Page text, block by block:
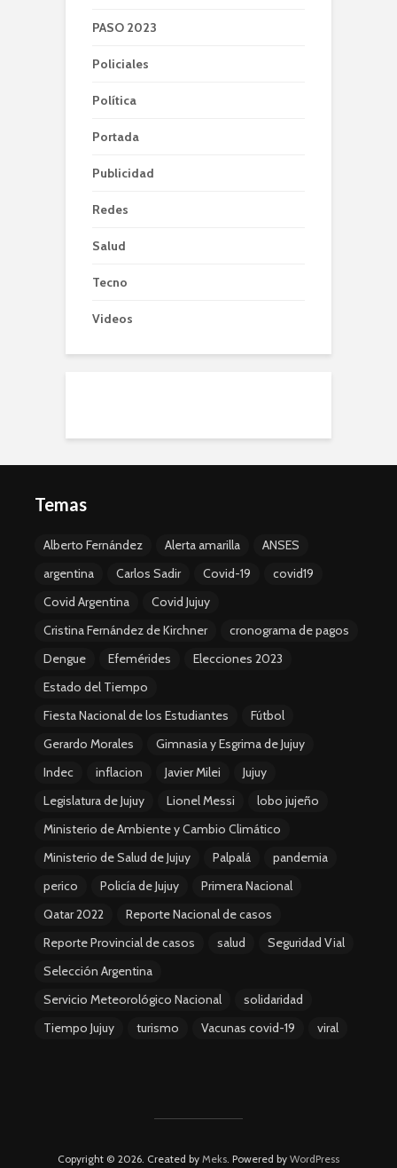
PASO 2023
Policiales
Política
Portada
Publicidad
Redes
Salud
Tecno
Videos
Temas
Alberto Fernández Alerta amarilla
ANSES
argentina
Carlos Sadir Covid-19
covid19
Covid Argentina
Covid Jujuy
Cristina Fernández de Kirchner
cronograma de pagos
Dengue
Efemérides
Elecciones 2023
Estado del Tiempo
Fiesta Nacional de los Estudiantes
Fútbol
Gerardo Morales
Gimnasia y Esgrima de Jujuy
Indec
inflacion Javier Milei
Jujuy
Legislatura de Jujuy
Lionel Messi
lobo jujeño
Ministerio de Ambiente y Cambio Climático
Ministerio de Salud de Jujuy
Palpalá
pandemia
perico
Policía de Jujuy
Primera Nacional
Qatar 2022
Reporte Nacional de casos
Reporte Provincial de casos
salud
Seguridad Vial
Selección Argentina
Servicio Meteorológico Nacional
solidaridad
Tiempo Jujuy
turismo Vacunas covid-19 viral
Copyright © 2026. Created by Meks. Powered by WordPress